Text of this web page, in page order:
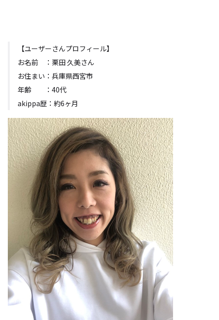
【ユーザーさんプロフィール】
お名前 ：栗田 久美さん
お住まい：兵庫県西宮市
年齢 ：40代
akippa歴：約6ヶ月